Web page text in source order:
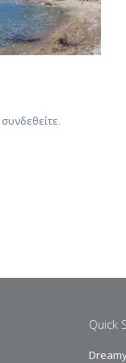
συνδεθείτε.
Quick